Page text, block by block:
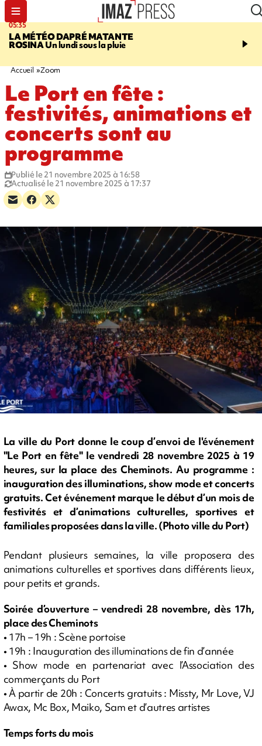
05:35
LA MÉTÉO DAPRÉ MATANTE
ROSINAUn lundi sous la pluie
07:47
ses deux enfants
Accueil Zoom
Le Port en fête :
festivités, animations et
concerts sont au
programme
Publié le 21 novembre 2025 à 16:58
Actualisé le 21 novembre 2025 à 17:37
La ville du Port donne le coup d’envoi de l'événement
"Le Port en fête" le vendredi 28 novembre 2025 à 19
heures, sur la place des Cheminots. Au programme :
inauguration des illuminations, show mode et concerts
gratuits. Cet événement marque le début d’un mois de
festivités et d’animations culturelles, sportives et
familiales proposées dans la ville. (Photo ville du Port)
Pendant plusieurs semaines, la ville proposera des
animations culturelles et sportives dans différents lieux,
pour petits et grands.
Soirée d’ouverture – vendredi 28 novembre, dès 17h,
place des Cheminots
• 17h – 19h : Scène portoise
• 19h : Inauguration des illuminations de fin d’année
• Show mode en partenariat avec l’Association des
commerçants du Port
• À partir de 20h : Concerts gratuits : Missty, Mr Love, VJ
Awax, Mc Box, Maiko, Sam et d’autres artistes
Temps forts du mois